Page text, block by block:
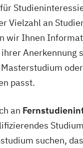
Vielzahl an
wir Ihnen
Anerkennung
passt.
an
suchen,